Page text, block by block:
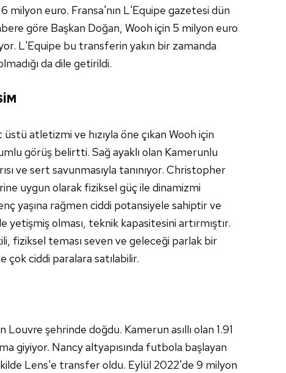
milyon euro. Fransa'nın L'Equipe gazetesi dün
göre Başkan Doğan, Wooh için 5 milyon euro
L'Equipe bu transferin yakın bir zamanda
da dile getirildi.
atletizmi ve hızıyla öne çıkan Wooh için
görüş belirtti. Sağ ayaklı olan Kamerunlu
ve sert savunmasıyla tanınıyor. Christopher
uygun olarak fiziksel güç ile dinamizmi
yaşına rağmen ciddi potansiyele sahiptir ve
yetişmiş olması, teknik kapasitesini artırmıştır.
fiziksel teması seven ve geleceği parlak bir
çok ciddi paralara satılabilir.
Louvre şehrinde doğdu. Kamerun asıllı olan 1.91
giyiyor. Nancy altyapısında futbola başlayan
Lens'e transfer oldu. Eylül 2022'de 9 milyon